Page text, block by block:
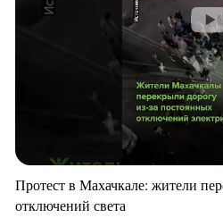
Протест в Махачкале: жители
отключений света